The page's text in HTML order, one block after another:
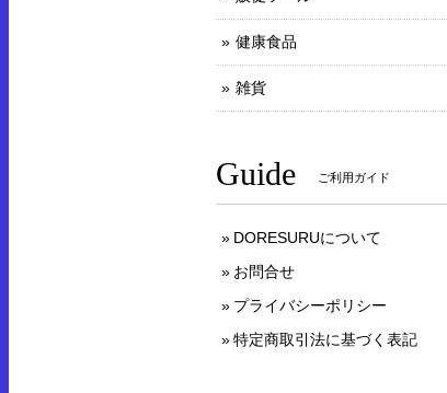
健康食品
雑貨
Guide ご利用ガイド
DORESURUについて
お問合せ
プライバシーポリシー
特定商取引法に基づく表記